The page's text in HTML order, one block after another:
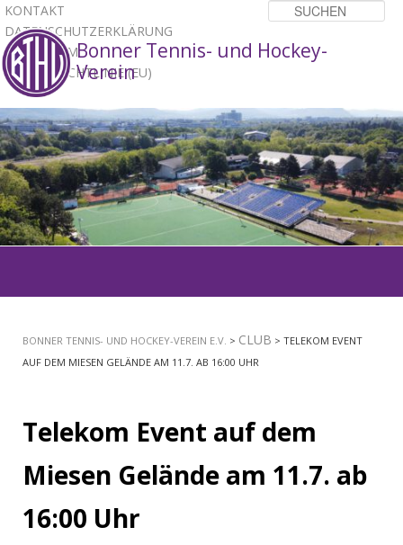
KONTAKT
DATENSCHUTZERKLÄRUNG
IMPRESSUM
COOKIE-RICHTLINIE (EU)
Bonner Tennis- und Hockey-
Verein
1 2 3
INHALT
BONNER TENNIS- UND HOCKEY-VEREIN E.V. > CLUB > TELEKOM EVENT
AUF DEM MIESEN GELÄNDE AM 11.7. AB 16:00 UHR
Telekom Event auf dem
Miesen Gelände am 11.7. ab
16:00 Uhr